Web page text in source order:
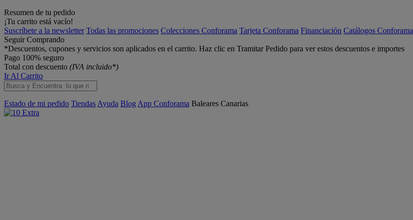
Resumen de tu pedido
¡Tu carrito está vacío!
Suscríbete a la newsletter Todas las promociones Colecciones Conforama Tarjeta Conforama Financiación Catálogos Conforama
Seguir Comprando
*Descuentos, cupones y servicios son aplicados en el carrito. Haz clic en Tramitar Pedido para ver estos descuentos e importes
Pago 100% seguro
Total con descuento (IVA incluido*)
Ir Al Carrito
Estado de mi pedido Tiendas Ayuda Blog App Conforama Baleares Canarias